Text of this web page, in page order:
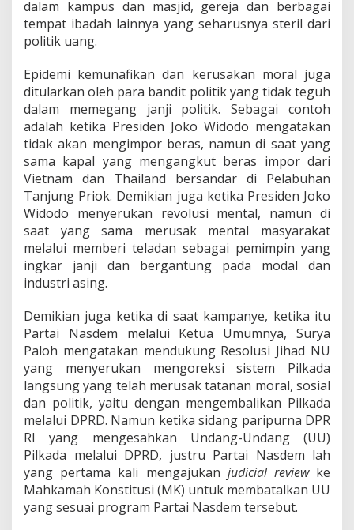
dalam kampus dan masjid, gereja dan berbagai
tempat ibadah lainnya yang seharusnya steril dari
politik uang.
Epidemi kemunafikan dan kerusakan moral juga
ditularkan oleh para bandit politik yang tidak teguh
dalam memegang janji politik. Sebagai contoh
adalah ketika Presiden Joko Widodo mengatakan
tidak akan mengimpor beras, namun di saat yang
sama kapal yang mengangkut beras impor dari
Vietnam dan Thailand bersandar di Pelabuhan
Tanjung Priok. Demikian juga ketika Presiden Joko
Widodo menyerukan revolusi mental, namun di
saat yang sama merusak mental masyarakat
melalui memberi teladan sebagai pemimpin yang
ingkar janji dan bergantung pada modal dan
industri asing.
Demikian juga ketika di saat kampanye, ketika itu
Partai Nasdem melalui Ketua Umumnya, Surya
Paloh mengatakan mendukung Resolusi Jihad NU
yang menyerukan mengoreksi sistem Pilkada
langsung yang telah merusak tatanan moral, sosial
dan politik, yaitu dengan mengembalikan Pilkada
melalui DPRD. Namun ketika sidang paripurna DPR
RI yang mengesahkan Undang-Undang (UU)
Pilkada melalui DPRD, justru Partai Nasdem lah
yang pertama kali mengajukan judicial reviewke
Mahkamah Konstitusi (MK) untuk membatalkan UU
yang sesuai program Partai Nasdem tersebut.